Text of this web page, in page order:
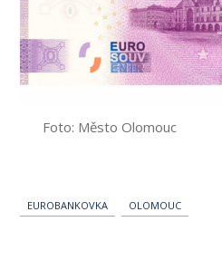
Foto: Město Olomouc
EUROBANKOVKA OLOMOUC